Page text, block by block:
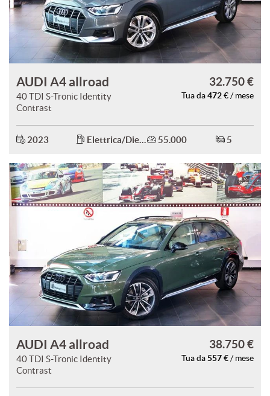
AUDI A4 allroad
40 TDI S-Tronic Identity
Contrast
32.750 €
Tua da 472 € / mese
2023 Elettrica/Diesel 55.000 5
AUDI A4 allroad
40 TDI S-Tronic Identity
Contrast
38.750 €
Tua da 557 € / mese